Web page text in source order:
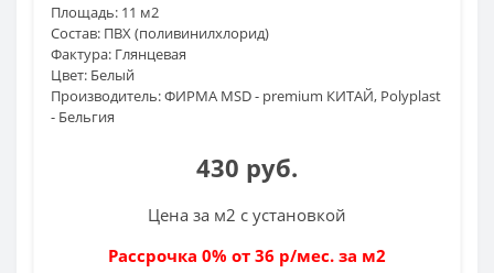
Площадь: 11 м2
Состав: ПВХ (поливинилхлорид)
Фактура: Глянцевая
Цвет: Белый
Производитель:ФИРМА MSD - premium КИТАЙ, Polyplast
- Бельгия
430 руб.
Цена за м2 с установкой
Рассрочка 0% от 36 р/мес. за м2